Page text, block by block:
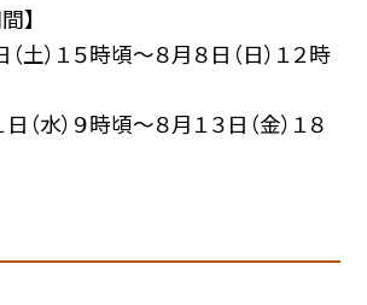
】
土）１５時頃〜８月８日（日）１２時
（水）９時頃〜８月１３日（金）１８